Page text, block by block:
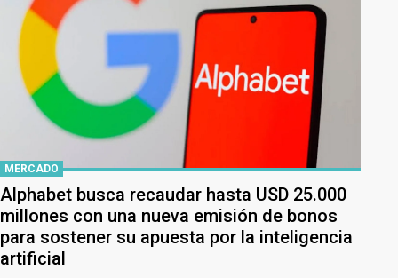
MERCADO
Alphabet busca recaudar hasta USD 25.000
millones con una nueva emisión de bonos
para sostener su apuesta por la inteligencia
artificial